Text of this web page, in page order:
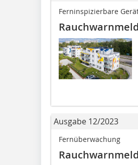
Ferninspizierbare
Ausgabe 12/2023
Fernüberwachung